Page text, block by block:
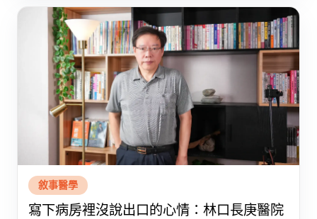
敘事醫學
寫下病房裡沒說出口的心情：林口長庚醫院